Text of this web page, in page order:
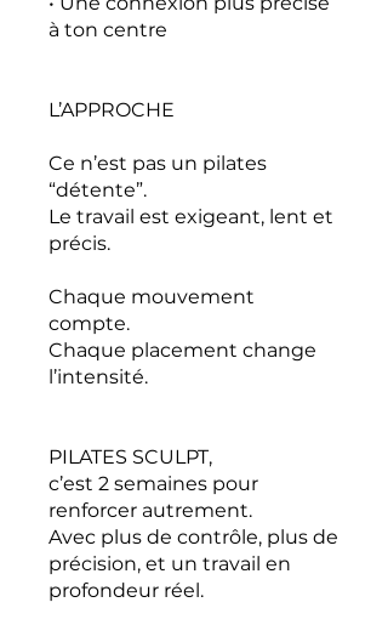
à ton centre
L’APPROCHE
Ce n’est pas un pilates
“détente”.
Le travail est exigeant, lent et
précis.
Chaque mouvement
compte.
Chaque placement change
l’intensité.
PILATES SCULPT,
c’est 2 semaines pour
renforcer autrement.
Avec plus de contrôle, plus de
précision, et un travail en
profondeur réel.